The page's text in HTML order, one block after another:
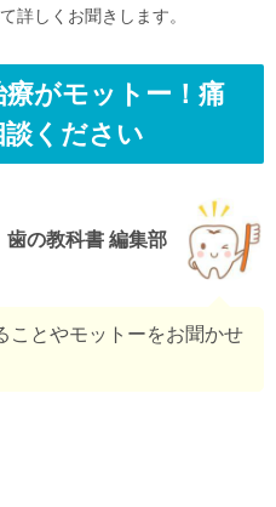
詳しくお聞きします。
がモットー！痛
ください
歯の教科書 編集部
ことやモットーをお聞かせ